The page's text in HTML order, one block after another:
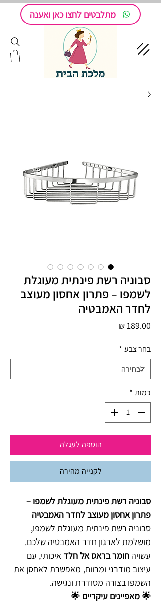
מתלבטים לחצו כאן ואענה
סבוניה רשת פינתית מעוגלת
לשמפו – פתרון אחסון מעוצב
לחדר האמבטיה
בחר צבע *
כמות *
הוספה לעגלה
לקנייה מהירה
סבוניה רשת פינתית מעוגלת לשמפו –
פתרון אחסון מעוצב לחדר האמבטיה
סבוניה רשת פינתית מעוגלת לשמפו,
מושלמת לארגון חדר האמבטיה שלכם.
עשויה חומר בראס אל חלד איכותי, עם
עיצוב מודרני ומרווח, מאפשרת לאחסן את
השמפו בצורה מסודרת ונגישה.
🌟 מאפיינים עיקריים 🌟